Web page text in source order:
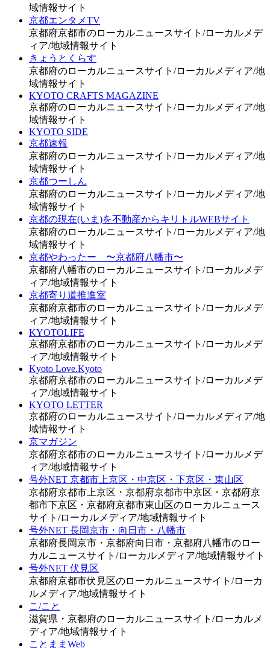
域情報サイト
京都エンタメTV
京都府京都市のローカルニュースサイト/ローカルメデ
ィア/地域情報サイト
きょうとくらす
京都府のローカルニュースサイト/ローカルメディア/地
域情報サイト
KYOTO CRAFTS MAGAZINE
京都府のローカルニュースサイト/ローカルメディア/地
域情報サイト
KYOTO SIDE
京都速報
京都府のローカルニュースサイト/ローカルメディア/地
域情報サイト
京都つーしん
京都府のローカルニュースサイト/ローカルメディア/地
域情報サイト
京都の現在(いま)を不動産からキリトルWEBサイト
京都府のローカルニュースサイト/ローカルメディア/地
域情報サイト
京都やわったー 〜京都府八幡市〜
京都府八幡市のローカルニュースサイト/ローカルメデ
ィア/地域情報サイト
京都寄り道推進室
京都府京都市のローカルニュースサイト/ローカルメデ
ィア/地域情報サイト
KYOTOLIFE
京都府京都市のローカルニュースサイト/ローカルメデ
ィア/地域情報サイト
Kyoto Love.Kyoto
京都府京都市のローカルニュースサイト/ローカルメデ
ィア/地域情報サイト
KYOTO LETTER
京都府のローカルニュースサイト/ローカルメディア/地
域情報サイト
京マガジン
京都府京都市のローカルニュースサイト/ローカルメデ
ィア/地域情報サイト
号外NET 京都市上京区・中京区・下京区・東山区
京都府京都市上京区・京都府京都市中京区・京都府京
都市下京区・京都府京都市東山区のローカルニュース
サイト/ローカルメディア/地域情報サイト
号外NET 長岡京市・向日市・八幡市
京都府長岡京市・京都府向日市・京都府八幡市のロー
カルニュースサイト/ローカルメディア/地域情報サイト
号外NET 伏見区
京都府京都市伏見区のローカルニュースサイト/ローカ
ルメディア/地域情報サイト
こ/こと
滋賀県・京都府のローカルニュースサイト/ローカルメ
ディア/地域情報サイト
ことままWeb